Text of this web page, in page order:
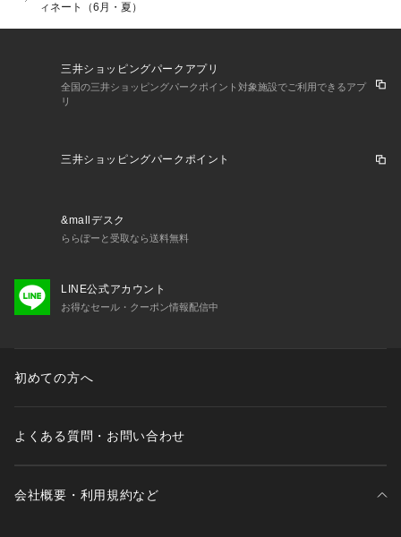
ィネート（6月・夏）
三井ショッピングパークアプリ
全国の三井ショッピングパークポイント対象施設でご利用できるアプ
リ
三井ショッピングパークポイント
&mallデスク
ららぽーと受取なら送料無料
LINE公式アカウント
お得なセール・クーポン情報配信中
初めての方へ
よくある質問・お問い合わせ
会社概要・利用規約など